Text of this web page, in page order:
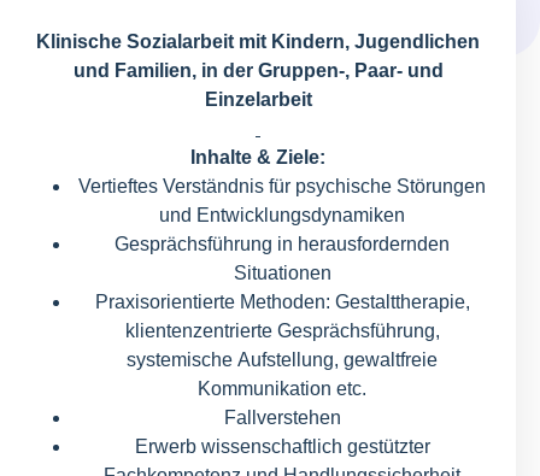
Klinische Sozialarbeit mit Kindern, Jugendlichen
und Familien, in der Gruppen-, Paar- und
Einzelarbeit
Inhalte & Ziele:
Vertieftes Verständnis für psychische Störungen
und Entwicklungsdynamiken
Gesprächsführung in herausfordernden
Situationen
Praxisorientierte Methoden: Gestalttherapie,
klientenzentrierte Gesprächsführung,
systemische Aufstellung, gewaltfreie
Kommunikation etc.
Fallverstehen
Erwerb wissenschaftlich gestützter